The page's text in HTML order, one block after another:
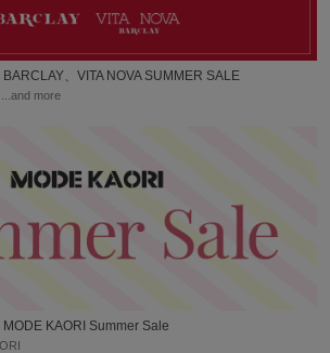
、VITA NOVA SUMMER SALE
MODE KAORI Summer Sale